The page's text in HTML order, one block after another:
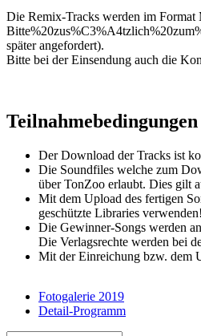
Die Remix-Tracks werden im
später angefordert).
Bitte bei der Einsendung auch die
Teilnahmebedingungen
Der Download der Tracks ist
Die Soundfiles welche zum
über TonZoo erlaubt. Dies gilt
Mit dem Upload des fertigen
geschützte Libraries
Die Gewinner-Songs werden
Die Verlagsrechte werden bei
Mit der Einreichung bzw. dem
Fotogalerie 2019
Detail-Programm